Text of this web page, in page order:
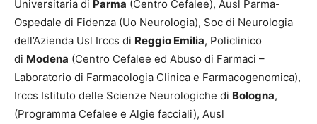
Universitaria di Parma (Centro Cefalee), Ausl Parma-
Ospedale di Fidenza (Uo Neurologia), Soc di Neurologia
dell’Azienda Usl Irccs di Reggio Emilia, Policlinico
di Modena (Centro Cefalee ed Abuso di Farmaci –
Laboratorio di Farmacologia Clinica e Farmacogenomica),
Irccs Istituto delle Scienze Neurologiche di Bologna,
(Programma Cefalee e Algie facciali), Ausl